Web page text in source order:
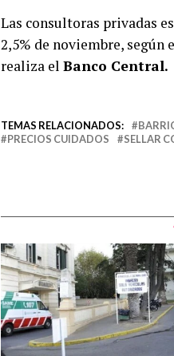
Las consultoras privadas
2,5% de noviembre, según
realiza el Banco Central.
TEMAS RELACIONADOS:
PRECIOS CUIDADOS
SELLAR